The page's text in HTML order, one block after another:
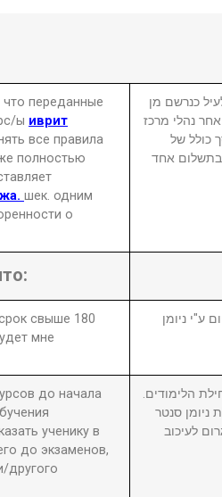
переданные
ы иврит
все правила
полностью
шек. одним
о
כנרשם מן
נהלי מרכז
כולל של
אחד
свыше 180
мне
ויבוטל או יידחה הקורס לתקופה העולה על 180 יום ע"י ניומן
до начала
ученику в
до экзаменов,
другого
הלימודים.
סנטר
לעיכוב